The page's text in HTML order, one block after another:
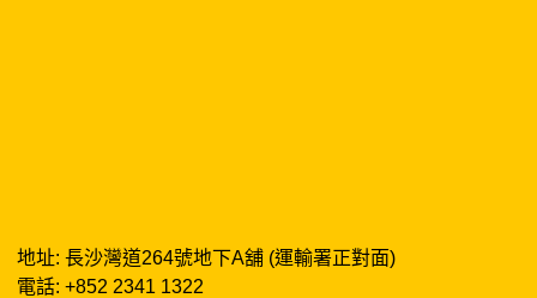
地址: 長沙灣道264號地下A舖 (運輸署正對面)
電話: +852 2341 1322